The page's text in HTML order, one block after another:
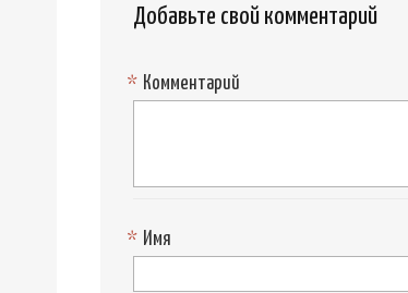
Добавьте свой комментарий
Комментарий
*
Имя
*